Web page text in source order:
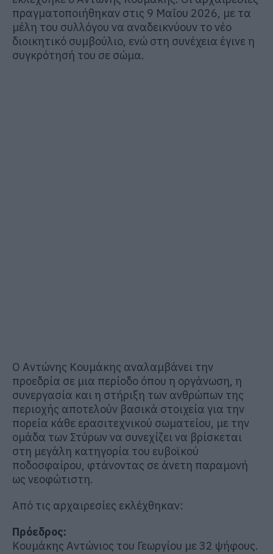
πραγματοποιήθηκαν στις 9 Μαΐου 2026, με τα
μέλη του συλλόγου να αναδεικνύουν το νέο
διοικητικό συμβούλιο, ενώ στη συνέχεια έγινε η
συγκρότησή του σε σώμα.
Ο Αντώνης Κουμάκης αναλαμβάνει την
προεδρία σε μια περίοδο όπου η οργάνωση, η
συνεργασία και η στήριξη των ανθρώπων της
περιοχής αποτελούν βασικά στοιχεία για την
πορεία κάθε ερασιτεχνικού σωματείου, με την
ομάδα των Στύρων να συνεχίζει να βρίσκεται
στη μεγάλη κατηγορία του ευβοϊκού
ποδοσφαίρου, φτάνοντας σε άνετη παραμονή
ως νεοφώτιστη.
Από τις αρχαιρεσίες εκλέχθηκαν:
Πρόεδρος:
Κουμάκης Αντώνιος του Γεωργίου με 32 ψήφους.